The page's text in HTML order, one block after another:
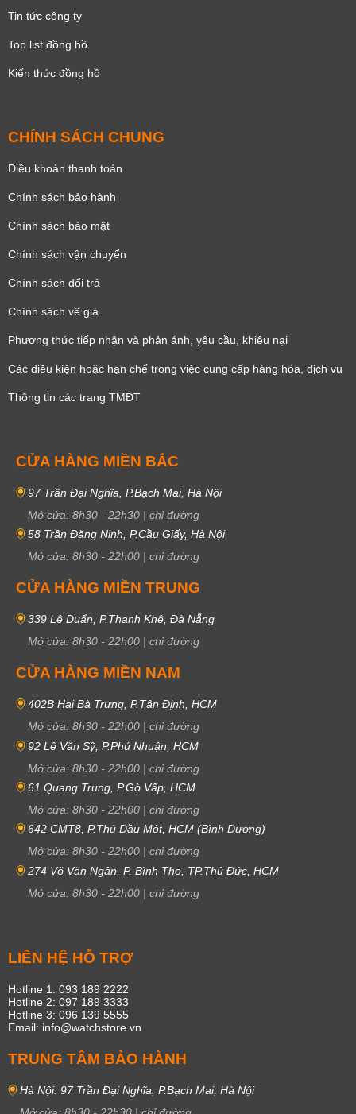
Tin tức công ty
Top list đồng hồ
Kiến thức đồng hồ
CHÍNH SÁCH CHUNG
Điều khoản thanh toán
Chính sách bảo hành
Chính sách bảo mật
Chính sách vận chuyển
Chính sách đổi trả
Chính sách về giá
Phương thức tiếp nhận và phản ánh, yêu cầu, khiêu nại
Các điều kiện hoặc hạn chế trong việc cung cấp hàng hóa, dịch vụ
Thông tin các trang TMĐT
CỬA HÀNG MIỀN BẮC
97 Trần Đại Nghĩa, P.Bạch Mai, Hà Nội
Mở cửa: 8h30 - 22h30 | chỉ đường
58 Trần Đăng Ninh, P.Cầu Giấy, Hà Nội
Mở cửa: 8h30 - 22h00 | chỉ đường
CỬA HÀNG MIỀN TRUNG
339 Lê Duẩn, P.Thanh Khê, Đà Nẵng
Mở cửa: 8h30 - 22h00 | chỉ đường
CỬA HÀNG MIỀN NAM
402B Hai Bà Trưng, P.Tân Định, HCM
Mở cửa: 8h30 - 22h00 | chỉ đường
92 Lê Văn Sỹ, P.Phú Nhuận, HCM
Mở cửa: 8h30 - 22h00 | chỉ đường
61 Quang Trung, P.Gò Vấp, HCM
Mở cửa: 8h30 - 22h00 | chỉ đường
642 CMT8, P.Thủ Dầu Một, HCM (Bình Dương)
Mở cửa: 8h30 - 22h00 | chỉ đường
274 Võ Văn Ngân, P. Bình Thọ, TP.Thủ Đức, HCM
Mở cửa: 8h30 - 22h00 | chỉ đường
LIÊN HỆ HỖ TRỢ
Hotline 1: 093 189 2222
Hotline 2: 097 189 3333
Hotline 3: 096 139 5555
Email: info@watchstore.vn
TRUNG TÂM BẢO HÀNH
Hà Nội: 97 Trần Đại Nghĩa, P.Bạch Mai, Hà Nội